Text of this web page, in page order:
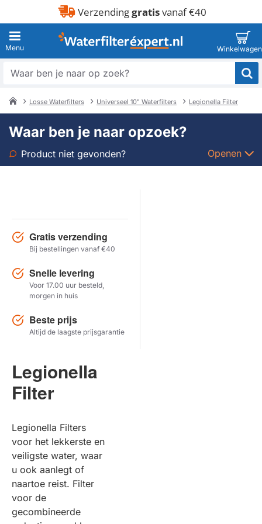
Verzendinggratisvanaf €40
Waar
zoek?
Losse Waterfilters Universeel 10" Waterfilters Legionella Filter
Waar ben je naar opzoek?
Product niet gevonden? Openen
Model
Herstel zoekopdracht
Gratis verzending
Bij bestellingen vanaf €40
Snelle levering
Voor 17.00 uur besteld,
morgen in huis
Beste prijs
Altijd de laagste prijsgarantie
Legionella
Filter
Legionella Filters
voor het lekkerste en
veiligste water, waar
u ook aanlegt of
naartoe reist. Filter
voor de
gecombineerde